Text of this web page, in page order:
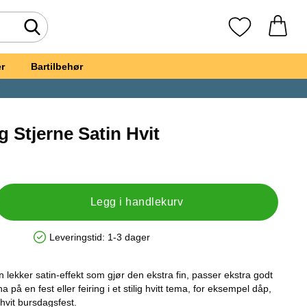
Søk Mine favoritter
Bartilbehør
Stjerne Satin Hvit
Legg i handlekurv
Produkttilgjengelighet: På lager
Leveringstid: 1-3 dager
lekker satin-effekt som gjør den ekstra fin, passer ekstra godt
på en fest eller feiring i et stilig hvitt tema, for eksempel dåp,
bursdagsfest.